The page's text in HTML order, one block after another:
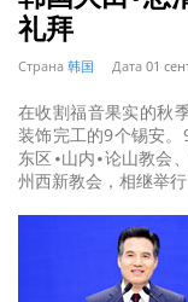
礼拜
Страна 韩国 Дата 01
在收割福音果实的秋
装饰完工的9个锡安
东区∙山内∙论山教会
州西新教会，相继举行